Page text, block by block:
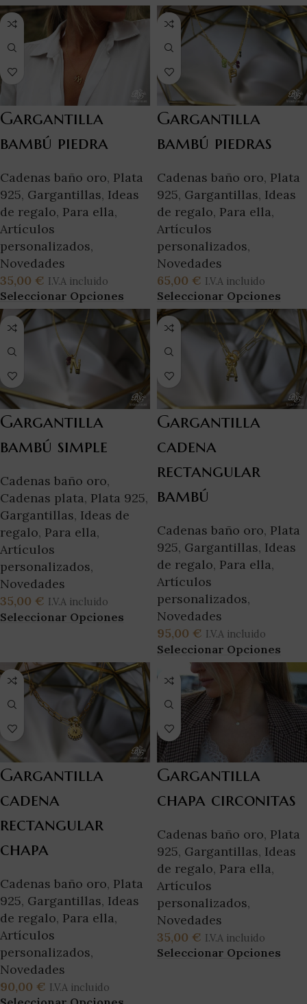
Gargantilla
bambú piedra
Cadenas baño oro, Plata
925, Gargantillas, Ideas
de regalo, Para ella,
Artículos
personalizados,
Novedades
35,00 € I.V.A incluido
Seleccionar Opciones
Gargantilla
bambú piedras
Cadenas baño oro, Plata
925, Gargantillas, Ideas
de regalo, Para ella,
Artículos
personalizados,
Novedades
65,00 € I.V.A incluido
Seleccionar Opciones
Gargantilla
bambú simple
Cadenas baño oro,
Cadenas plata, Plata 925,
Gargantillas, Ideas de
regalo, Para ella,
Artículos
personalizados,
Novedades
35,00 € I.V.A incluido
Seleccionar Opciones
Gargantilla
cadena
rectangular
bambú
Cadenas baño oro, Plata
925, Gargantillas, Ideas
de regalo, Para ella,
Artículos
personalizados,
Novedades
95,00 € I.V.A incluido
Seleccionar Opciones
Gargantilla
cadena
rectangular
chapa
Cadenas baño oro, Plata
925, Gargantillas, Ideas
de regalo, Para ella,
Artículos
personalizados,
Novedades
90,00 € I.V.A incluido
Gargantilla
chapa circonitas
Cadenas baño oro, Plata
925, Gargantillas, Ideas
de regalo, Para ella,
Artículos
personalizados,
Novedades
35,00 € I.V.A incluido
Seleccionar Opciones